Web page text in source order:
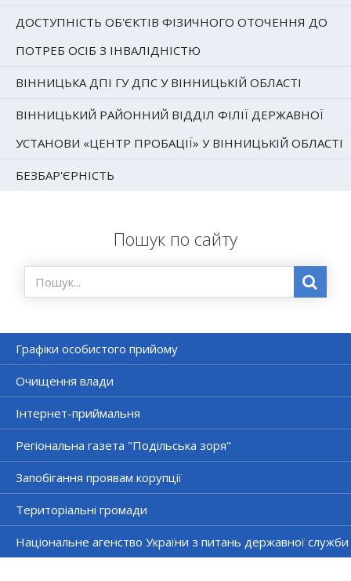
ДОСТУПНІСТЬ ОБ'ЄКТІВ ФІЗИЧНОГО ОТОЧЕННЯ ДО
ПОТРЕБ ОСІБ З ІНВАЛІДНІСТЮ
ВІННИЦЬКА ДПІ ГУ ДПС У ВІННИЦЬКІЙ ОБЛАСТІ
ВІННИЦЬКИЙ РАЙОННИЙ ВІДДІЛ ФІЛІЇ ДЕРЖАВНОЇ
УСТАНОВИ «ЦЕНТР ПРОБАЦІЇ» У ВІННИЦЬКІЙ ОБЛАСТІ
БЕЗБАР'ЄРНІСТЬ
Пошук по сайту
Графіки особистого прийому
Очищення влади
Інтернет-приймальня
Регіональна газета "Подільська зоря"
Запобігання проявам корупції
Територіальні громади
Національне агенство України з питань державної служби